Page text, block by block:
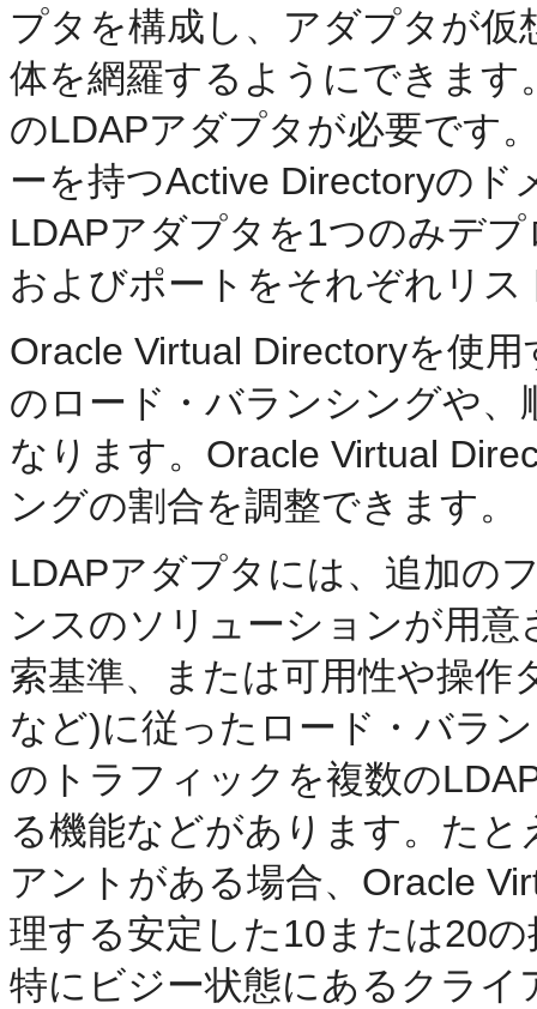
プタを構成し、アダプタが
体を網羅するようにできま
のLDAPアダプタが必要です
ーを持つActive Directoryの
LDAPアダプタを1つのみデ
およびポートをそれぞれリ
Oracle Virtual Directoryを使
のロード・バランシングや
なります。Oracle Virtual
ングの割合を調整できます。
LDAPアダプタには、追加の
ンスのソリューションが用
索基準、または可用性や操作
など)に従ったロード・バラ
のトラフィックを複数の
る機能などがあります。た
アントがある場合、Oracle
理する安定した10または20
特にビジー状態にあるクラ